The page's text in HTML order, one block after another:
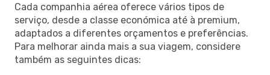
Cada companhia aérea oferece vários tipos de
serviço, desde a classe económica até à premium,
adaptados a diferentes orçamentos e preferências.
Para melhorar ainda mais a sua viagem, considere
também as seguintes dicas: